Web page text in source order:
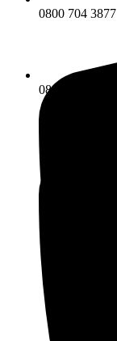
0800 704 3877
0800 704 3877